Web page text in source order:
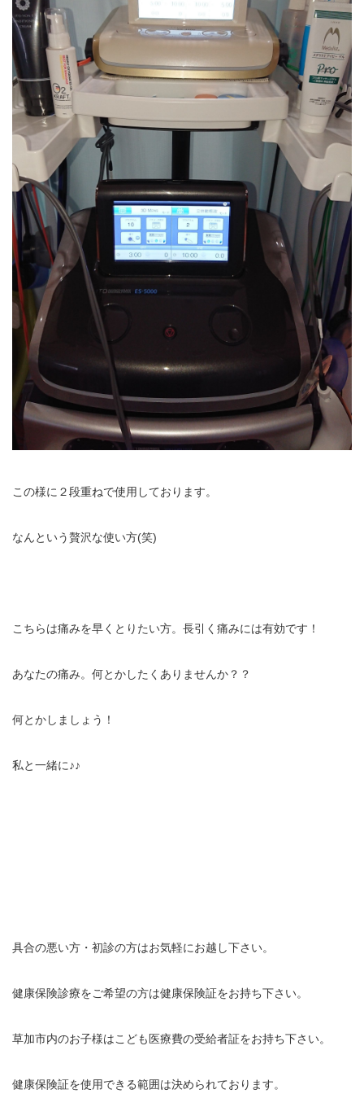
この様に２段重ねで使用しております。
なんという贅沢な使い方(笑)
こちらは痛みを早くとりたい方。長引く痛みには有効です！
あなたの痛み。何とかしたくありませんか？？
何とかしましょう！
私と一緒に♪♪
具合の悪い方・初診の方はお気軽にお越し下さい。
健康保険診療をご希望の方は健康保険証をお持ち下さい。
草加市内のお子様はこども医療費の受給者証をお持ち下さい。
健康保険証を使用できる範囲は決められております。